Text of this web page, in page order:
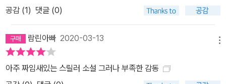
공감 (1) 댓글 (0)
람린아빠 2020-03-13
아주 짜임새있는 스릴러 소설 그러나 부족한 감동